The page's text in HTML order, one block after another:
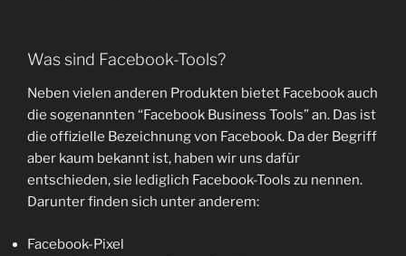
Was sind Facebook-Tools?
Neben vielen anderen Produkten bietet Facebook auch
die sogenannten “Facebook Business Tools” an. Das ist
die offizielle Bezeichnung von Facebook. Da der Begriff
aber kaum bekannt ist, haben wir uns dafür
entschieden, sie lediglich Facebook-Tools zu nennen.
Darunter finden sich unter anderem:
Facebook-Pixel